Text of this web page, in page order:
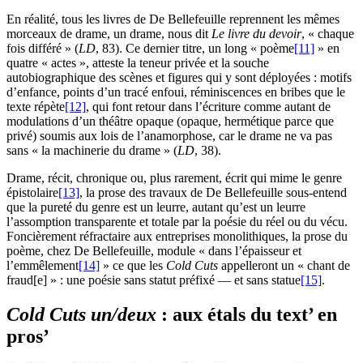
En réalité, tous les livres de De Bellefeuille reprennent les mêmes
morceaux de drame, un drame, nous dit Le livre du devoir, « chaque
fois différé » (LD, 83). Ce dernier titre, un long « poème[11] » en
quatre « actes », atteste la teneur privée et la souche
autobiographique des scènes et figures qui y sont déployées : motifs
d’enfance, points d’un tracé enfoui, réminiscences en bribes que le
texte répète[12], qui font retour dans l’écriture comme autant de
modulations d’un théâtre opaque (opaque, hermétique parce que
privé) soumis aux lois de l’anamorphose, car le drame ne va pas
sans « la machinerie du drame » (LD, 38).
Drame, récit, chronique ou, plus rarement, écrit qui mime le genre
épistolaire[13], la prose des travaux de De Bellefeuille sous-entend
que la pureté du genre est un leurre, autant qu’est un leurre
l’assomption transparente et totale par la poésie du réel ou du vécu.
Foncièrement réfractaire aux entreprises monolithiques, la prose du
poème, chez De Bellefeuille, module « dans l’épaisseur et
l’emmêlement[14] » ce que les Cold Cuts appelleront un « chant de
fraud[e] » : une poésie sans statut préfixé — et sans statue[15].
Cold Cuts un/deux : aux étals du text’ en
pros’